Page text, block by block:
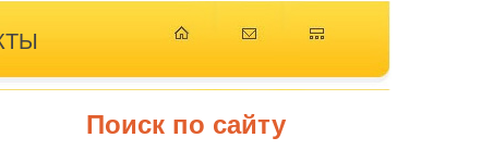
Поиск по сайту